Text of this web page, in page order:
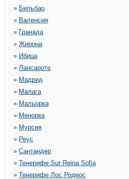
» Бильбао
» Валенсия
» Гранада
» Жирона
» Ибица
» Лансароте
» Мадрид
» Малага
» Мальорка
» Менорка
» Мурсия
» Реус
» Сантандер
» Тенерифе Sur Reina Sofia
» Тенерифе Лос Родеос